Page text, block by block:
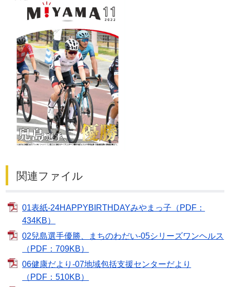
関連ファイル
01表紙-24HAPPYBIRTHDAYみやまっ子（PDF：
434KB）
02兒島選手優勝、まちのわだい-05シリーズワンヘルス
（PDF：709KB）
06健康だより-07地域包括支援センターだより
（PDF：510KB）